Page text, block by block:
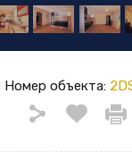
Номер объекта: